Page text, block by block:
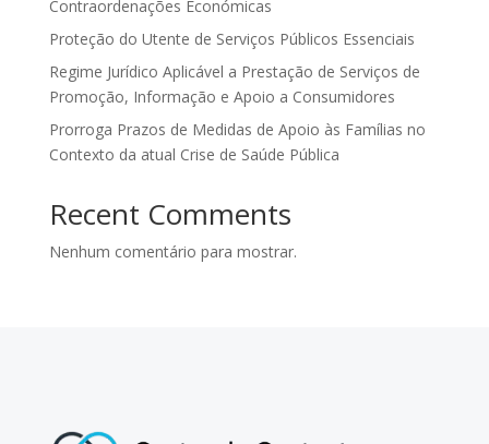
Contraordenações Económicas
Proteção do Utente de Serviços Públicos Essenciais
Regime Jurídico Aplicável a Prestação de Serviços de
Promoção, Informação e Apoio a Consumidores
Prorroga Prazos de Medidas de Apoio às Famílias no
Contexto da atual Crise de Saúde Pública
Recent Comments
Nenhum comentário para mostrar.